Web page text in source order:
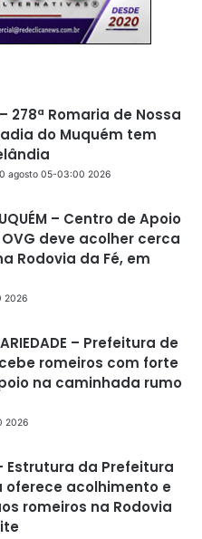
– 278ª Romaria de Nossa
do Muquém tem
agosto 05-03:00 2026
– Centro de Apoio
deve acolher cerca
Rodovia da Fé, em
2026
– Prefeitura de
romeiros com forte
na caminhada rumo
2026
– Estrutura da Prefeitura
oferece acolhimento e
romeiros na Rodovia